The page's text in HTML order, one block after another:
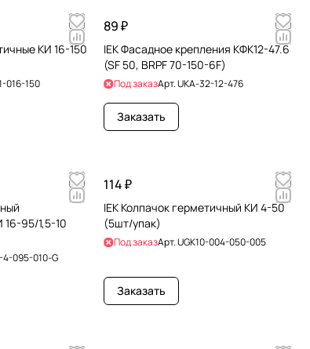
КИ 16-150
016-150
89 ₽
IEK Фасадное крепления КФК12-47.6
(SF 50, BRPF 70-150-6F)
Под заказАрт.UKA-32-12-476
Заказать
95/1,5-10
4-095-010-G
114 ₽
IEK Колпачок герметичный КИ 4-50
(5шт/упак)
Под заказАрт.UGK10-004-050-005
Заказать